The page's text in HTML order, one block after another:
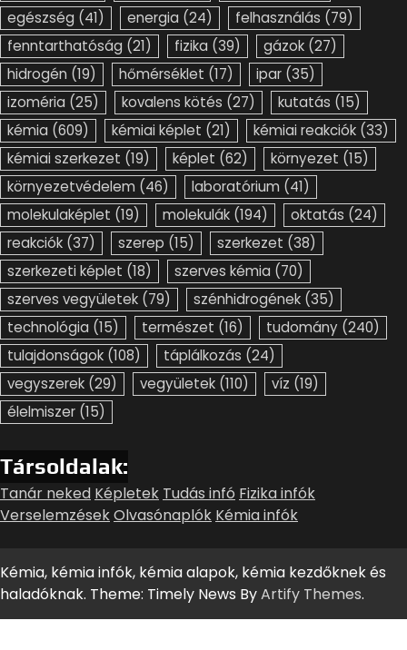
egészség (41) energia (24) felhasználás (79)
fenntarthatóság (21) fizika (39) gázok (27)
hidrogén (19) hőmérséklet (17) ipar (35)
izoméria (25) kovalens kötés (27) kutatás (15)
kémia (609) kémiai képlet (21) kémiai reakciók (33)
kémiai szerkezet (19) képlet (62) környezet (15)
környezetvédelem (46) laboratórium (41)
molekulaképlet (19) molekulák (194) oktatás (24)
reakciók (37) szerep (15) szerkezet (38)
szerkezeti képlet (18) szerves kémia (70)
szerves vegyületek (79) szénhidrogének (35)
technológia (15) természet (16) tudomány (240)
tulajdonságok (108) táplálkozás (24)
vegyszerek (29) vegyületek (110) víz (19)
élelmiszer (15)
Társoldalak:
Tanár neked Képletek Tudás infó Fizika infók
VerselemzésekOlvasónaplók Kémia infók
Kémia, kémia infók, kémia alapok, kémia kezdőknek és
haladóknak. Theme: Timely News ByArtify Themes.